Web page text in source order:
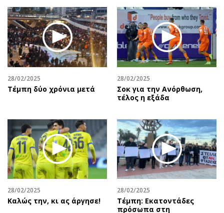
28/02/2025
Τέμπη δύο χρόνια μετά
28/02/2025
Σοκ για την Ανόρθωση,
τέλος η εξάδα
28/02/2025
Καλώς την, κι ας άργησε!
28/02/2025
Τέμπη: Εκατοντάδες
πρόσωπα στη